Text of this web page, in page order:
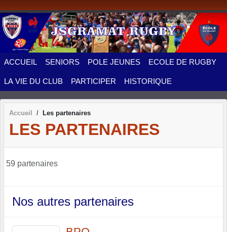
ACCUEIL SENIORS POLE JEUNES ECOLE DE RUGBY
LA VIE DU CLUB PARTICIPER HISTORIQUE
Accueil Les partenaires
LES PARTENAIRES
59 partenaires
Nos autres partenaires